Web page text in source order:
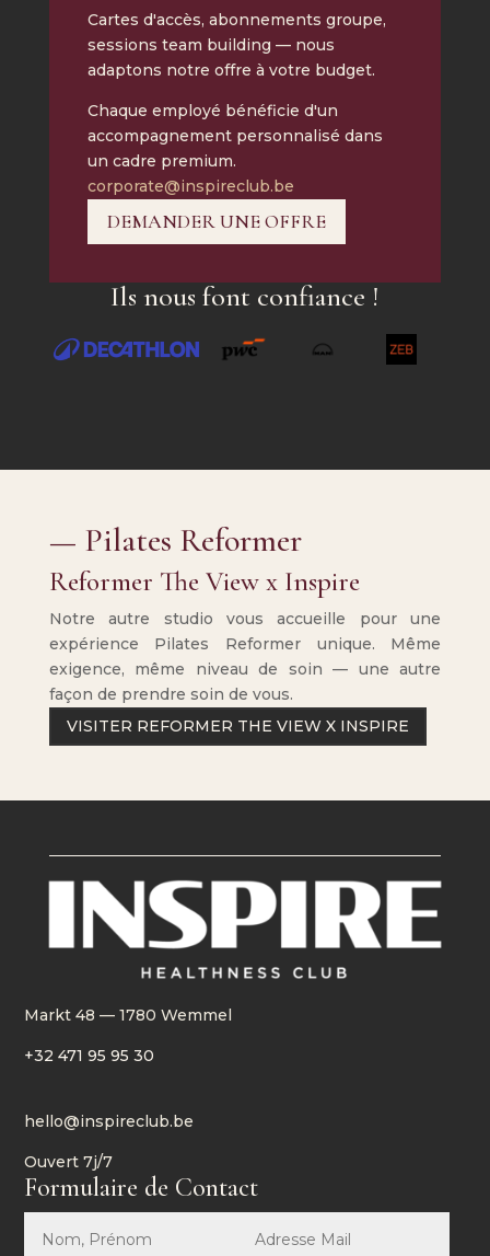
Cartes d'accès, abonnements groupe,
sessions team building — nous
adaptons notre offre à votre budget.
Chaque employé bénéficie d'un
accompagnement personnalisé dans
un cadre premium.
corporate@inspireclub.be
DEMANDER UNE OFFRE
Ils nous font confiance !
— Pilates Reformer
Reformer The View x Inspire
Notre autre studio vous accueille pour une
expérience Pilates Reformer unique. Même
exigence, même niveau de soin — une autre
façon de prendre soin de vous.
VISITER REFORMER THE VIEW X INSPIRE
Markt 48 — 1780 Wemmel
+32 471 95 95 30
hello@inspireclub.be
Ouvert 7j/7
Formulaire de Contact